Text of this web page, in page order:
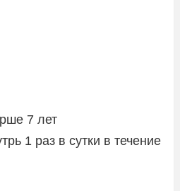
7 лет
1 раз в сутки в течение